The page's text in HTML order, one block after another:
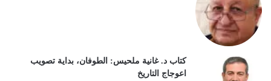
كتاب د. غانية ملحيس: الطوفان، بداية تصويب
اعوجاج التاريخ